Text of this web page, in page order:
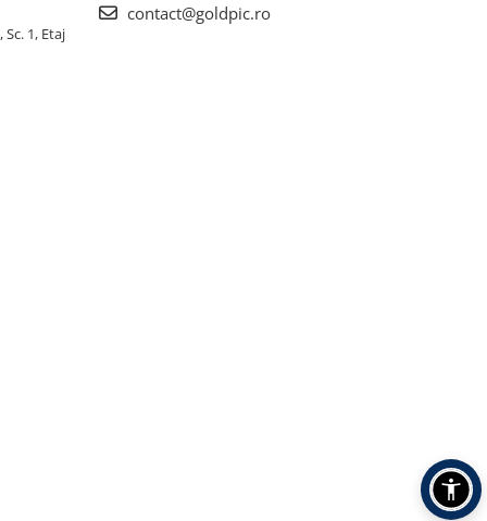
1, Etaj
contact@goldpic.ro